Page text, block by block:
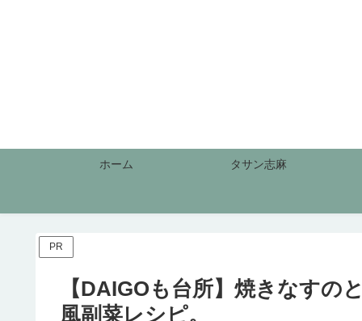
ホーム タサン志麻
PR
【DAIGOも台所】焼きなすの
風副菜レシピ。